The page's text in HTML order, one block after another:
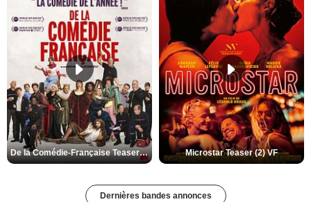
De la Comédie-Française Teaser (3) VF Microstar Teaser (2) VF
Dernières bandes annonces